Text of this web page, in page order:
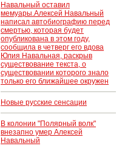
Навальный оставил
мемуары.Алексей Навальный
написал автобиографию перед
смертью, которая будет
опубликована в этом году,
сообщила в четверг его вдова
Юлия Навальная, раскрыв
существование текста, о
существовании которого знало
только его ближайшее окружен
Новые русские сенсации
В колонии "Полярный волк"
внезапно умер Алексей
Навальный